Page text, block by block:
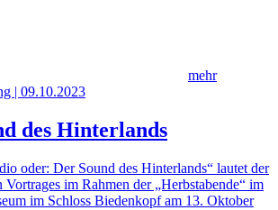
mehr
| 09.10.2023
des Hinterlands
oder: Der Sound des Hinterlands“ lautet der
Vortrages im Rahmen der „Herbstabende“ im
im Schloss Biedenkopf am 13. Oktober